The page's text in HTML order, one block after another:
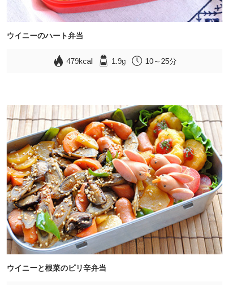
ウイニーのハート弁当
479kcal 1.9g 10～25分
ウイニーと根菜のピリ辛弁当